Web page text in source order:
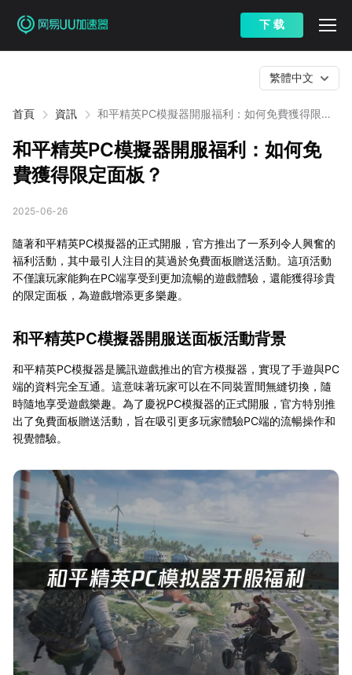
下 载
首頁 資訊
和平精英PC模擬器開服福利：如何免費獲得限定
繁體中文
和平精英PC模擬器開服福利：如何免
費獲得限定面板？
2025-06-26
隨著和平精英PC模擬器的正式開服，官方推出了一系列令人興奮的
福利活動，其中最引人注目的莫過於免費面板贈送活動。這項活動
不僅讓玩家能夠在PC端享受到更加流暢的遊戲體驗，還能獲得珍貴
的限定面板，為遊戲增添更多樂趣。
和平精英PC模擬器開服送面板活動背景
和平精英PC模擬器是騰訊遊戲推出的官方模擬器，實現了手遊與PC
端的資料完全互通。這意味著玩家可以在不同裝置間無縫切換，隨
時隨地享受遊戲樂趣。為了慶祝PC模擬器的正式開服，官方特別推
出了免費面板贈送活動，旨在吸引更多玩家體驗PC端的流暢操作和
視覺體驗。